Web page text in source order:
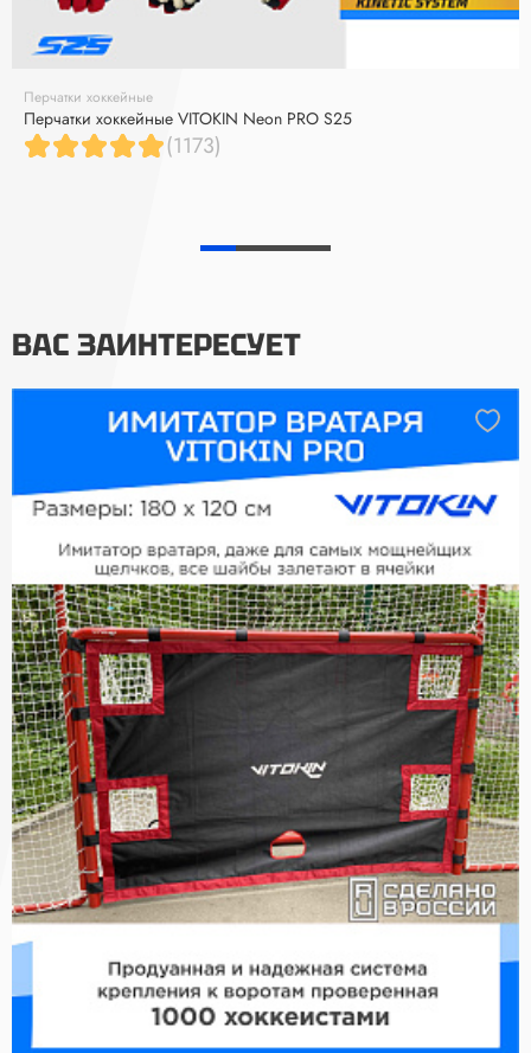
Перчатки хоккейные
Перчатки хоккейные VITOKIN Neon PRO S25
(1173)
ВАС ЗАИНТЕРЕСУЕТ